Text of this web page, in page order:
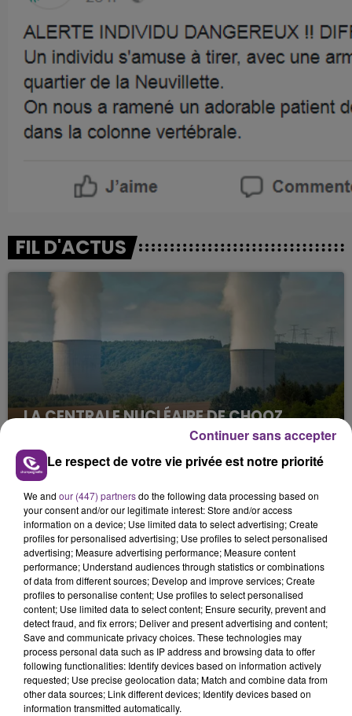
FIL D'ACTUS
LA CENTRALE NUCLÉAIRE DE CHOOZ
Cela fait déjà une semaine que la centrale
nucléaire ardennaise est à l'arrêt. Une situation
justifiée par la sécheresse intense qui est toujours
présente.
LE MAGASIN JOUÉCLUB DE REIMS FERME
SES PORTES
C'était l'une des institutions du centre-ville
rémois. Le magasin JouéClub est contraint de
fermer ses portes.
TITRES DIFFUSÉS
Le respect de votre vie privée est notre priorité
We and our (447) partnersdo the following data processing based on
your consent and/or our legitimate interest: Store and/or access
information on a device; Use limited data to select advertising; Create
profiles for personalised advertising; Use profiles to select personalised
advertising; Measure advertising performance; Measure content
performance; Understand audiences through statistics or combinations
of data from different sources; Develop and improve services; Create
profiles to personalise content; Use profiles to select personalised
content; Use limited data to select content; Ensure security, prevent and
detect fraud, and fix errors; Deliver and present advertising and content;
Save and communicate privacy choices. These technologies may
process personal data such as IP address and browsing data to offer
following functionalities: Identify devices based on information actively
requested; Use precise geolocation data; Match and combine data from
other data sources; Link different devices; Identify devices based on
information transmitted automatically.
Continuer sans accepter